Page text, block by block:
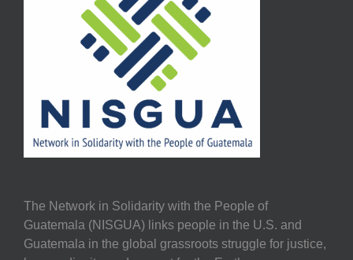
The Network in Solidarity with the People of
Guatemala (NISGUA) links people in the U.S. and
Guatemala in the global grassroots struggle for justice,